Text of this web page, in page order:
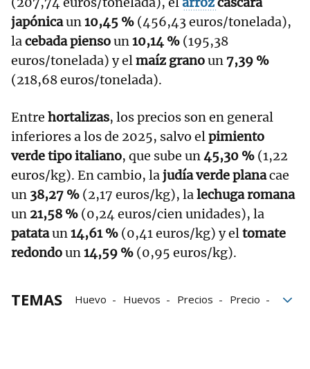
japónicaun10,45 % (456,43 euros/tonelada),
lacebada piensoun10,14 % (195,38
euros/tonelada) y elmaíz granoun 7,39 %
(218,68 euros/tonelada).
Entre hortalizas, los precios son en general
inferiores a los de 2025, salvo elpimiento
verde tipo italiano, que sube un45,30 % (1,22
euros/kg). En cambio, lajudía verde planacae
un 38,27 % (2,17 euros/kg), lalechuga romana
un 21,58 % (0,24 euros/cien unidades), la
patataun14,61 % (0,41 euros/kg) y eltomate
redondoun14,59 % (0,95 euros/kg).
TEMAS Huevo Huevos Precios
Precio